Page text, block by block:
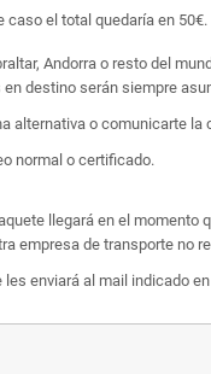
caso el total quedaría en 50€.
Andorra o resto del
destino serán siempre
alternativa o comunicarte la
normal o certificado.
llegará en el momento
empresa de transporte no
enviará al mail indicado